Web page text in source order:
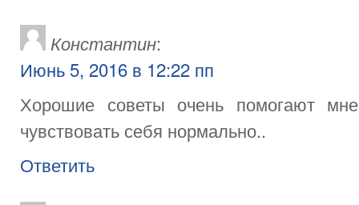
Константин:
Июнь 5, 2016 в 12:22 пп
Хорошие советы очень помогают
чувствовать себя нормально..
Ответить